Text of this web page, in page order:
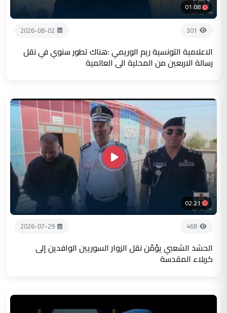
01:08
301
2026-08-02
الاعلامية التونسية ريم الوريمي :هناك تطور سنوي في نقل
رسالة الاربعين من المحلية الى العالمية
02:21
468
2026-07-29
الحشد الشعبي يؤمّن نقل الزوار السوريين الوافدين إلى
كربلاء المقدسة